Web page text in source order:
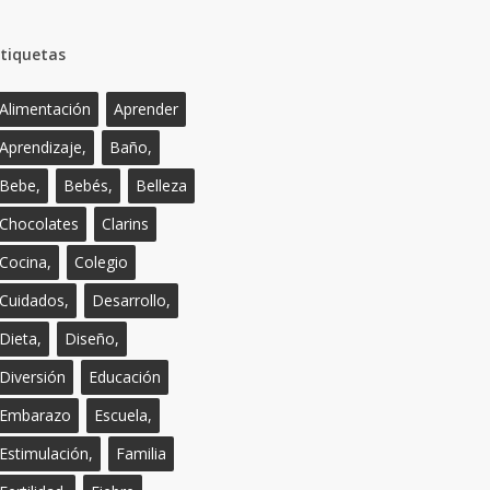
Aprender
Baño,
Bebés,
Belleza
Clarins
Colegio
Desarrollo,
Diseño,
Educación
Escuela,
Familia